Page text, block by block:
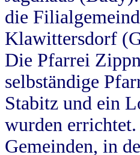
die
Klawittersdorf
Die Pfarrei
selbständige
Stabitz und ein
wurden
Gemeinden, in